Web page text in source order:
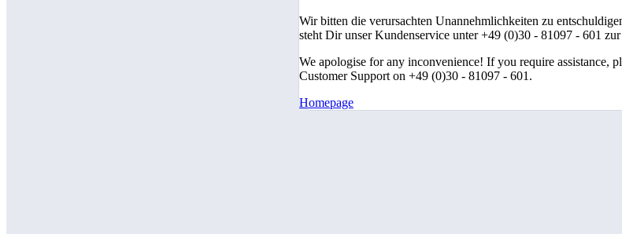
Wir bitten die verursachten Unannehmlichkeiten zu
steht Dir unser Kundenservice unter +49 (0)30 - 81097 - 601
We apologise for any inconvenience! If you require assistance,
Customer Support on +49 (0)30 - 81097 - 601.
Homepage